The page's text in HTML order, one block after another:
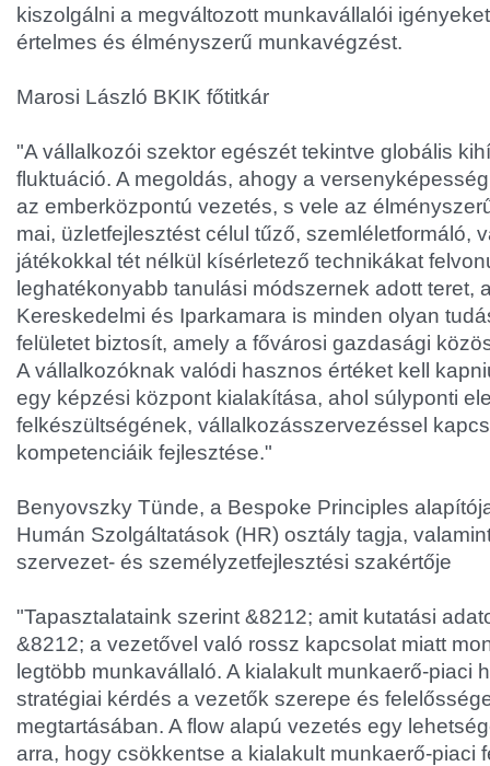
kiszolgálni a megváltozott munkavállalói
értelmes és élményszerű munkavégzést.
Marosi László BKIK főtitkár
"A vállalkozói szektor egészét tekintve globális
fluktuáció. A megoldás, ahogy a
az emberközpontú vezetés, s vele az
mai, üzletfejlesztést célul tűző, szemléletformáló,
játékokkal tét nélkül kísérletező technikákat
leghatékonyabb tanulási módszernek adott teret,
Kereskedelmi és Iparkamara is minden olyan
felületet biztosít, amely a fővárosi gazdasági
A vállalkozóknak valódi hasznos értéket kell
egy képzési központ kialakítása, ahol súlyponti
felkészültségének, vállalkozásszervezéssel
kompetenciáik fejlesztése."
Benyovszky Tünde, a Bespoke Principles
Humán Szolgáltatások (HR) osztály tagja,
szervezet- és személyzetfejlesztési szakértője
"Tapasztalataink szerint &8212; amit kutatási
&8212; a vezetővel való rossz kapcsolat miatt
legtöbb munkavállaló. A kialakult munkaerő-piaci
stratégiai kérdés a vezetők szerepe és
megtartásában. A flow alapú vezetés egy
arra, hogy csökkentse a kialakult munkaerő-piaci